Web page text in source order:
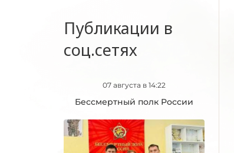
Публикации в
соц.сетях
07 августа в 14:22
Бессмертный полк России